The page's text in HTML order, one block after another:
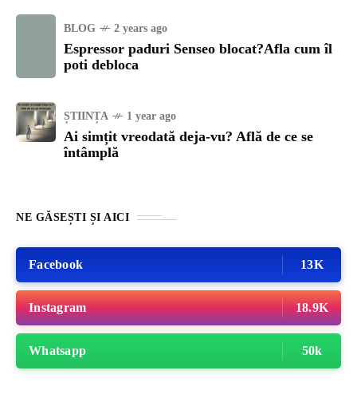
BLOG 2 years ago
Espressor paduri Senseo blocat?Afla cum îl
poti debloca
ȘTIINȚA 1 year ago
Ai simțit vreodată deja-vu? Află de ce se
întâmplă
NE GĂSEȘTI ȘI AICI
Facebook 13K
Instagram 18.9K
Whatsapp 50k